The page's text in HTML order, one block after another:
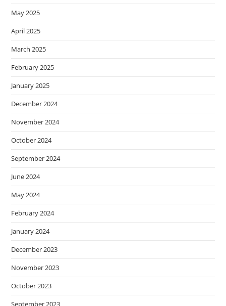
May 2025
April 2025
March 2025
February 2025
January 2025
December 2024
November 2024
October 2024
September 2024
June 2024
May 2024
February 2024
January 2024
December 2023
November 2023
October 2023
September 2023